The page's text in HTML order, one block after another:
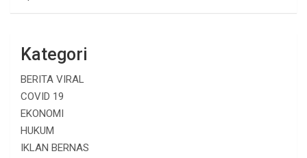
Kategori
BERITA VIRAL
COVID 19
EKONOMI
HUKUM
IKLAN BERNAS